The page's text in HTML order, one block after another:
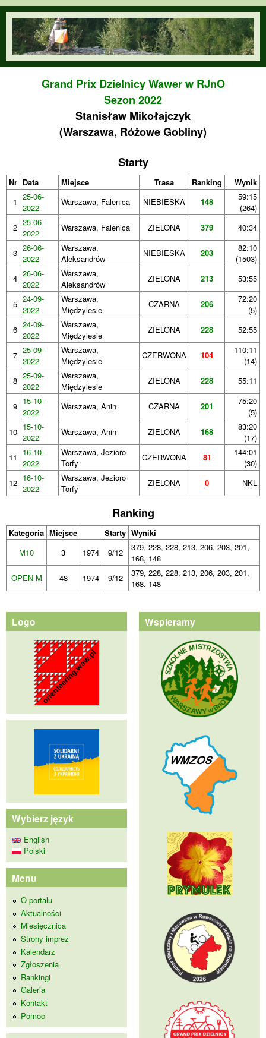
Przejdź do treści
orienteering.waw.pl
Grand Prix Dzielnicy Wawer w RJnO
Sezon 2022
Stanisław Mikołajczyk
(Warszawa, Różowe Gobliny)
Starty
Nr Data Miejsce Trasa Ranking
Wynik
1 25-06-
2022
Warszawa, Falenica NIEBIESKA 148
59:15
(264)
2 25-06-
2022
Warszawa, Falenica ZIELONA 379 40:34
3 26-06-
2022
Warszawa,
Aleksandrów
NIEBIESKA 203
82:10
(1503)
4 26-06-
2022
Warszawa,
Aleksandrów
ZIELONA 213 53:55
5 24-09-
2022
Warszawa,
Międzylesie
CZARNA 206
72:20
(5)
6 24-09-
2022
Warszawa,
Międzylesie
ZIELONA 228 52:55
7 25-09-
2022
Warszawa,
Międzylesie
CZERWONA 104
110:11
(14)
8 25-09-
2022
Warszawa,
Międzylesie
ZIELONA 228 55:11
9 15-10-
2022
Warszawa, Anin CZARNA 201
75:20
(5)
10 15-10-
2022
Warszawa, Anin ZIELONA 168
83:20
(17)
11
16-10-
2022
Warszawa, Jezioro
Torfy
CZERWONA 81
144:01
(30)
12 16-10-
2022
Warszawa, Jezioro
Torfy
ZIELONA 0 NKL
Ranking
Kategoria Miejsce Starty Wyniki
M10
3 1974 9/12
379, 228, 228, 213, 206, 203, 201,
168, 148
OPEN M
48 1974 9/12
379, 228, 228, 213, 206, 203, 201,
168, 148
Logo
Wybierz język
English
Polski
Menu
O portalu
Aktualności
Miesięcznica
Strony imprez
Kalendarz
Zgłoszenia
Rankingi
Galeria
Kontakt
Pomoc
Wspieramy